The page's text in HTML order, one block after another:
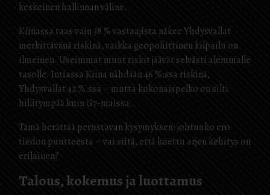
keskeinen hallinnan väline.
Kiinassa taas vain 38 % vastaajista näkee Yhdysvallat
merkittävänä riskinä, vaikka geopoliittinen kilpailu on
ilmeinen. Useimmat muut riskit jäävät selvästi alemmalle
tasolle. Intiassa Kiina nähdään 46 %:ssa riskinä,
Yhdysvallat 42 %:ssa – mutta kokonaispelko on silti
hillitympää kuin G7-maissa.
Tämä herättää perustavan kysymyksen: johtuuko ero
tiedon puutteesta – vai siitä, että koettu arjen kehitys on
erilainen?
Talous, kokemus ja luottamus